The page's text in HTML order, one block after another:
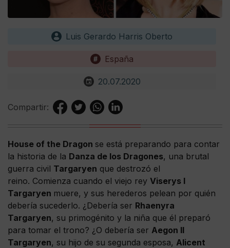
Luis Gerardo Harris Oberto
España
20.07.2020
Compartir:
House of the Dragon se está preparando para contar
la historia de la Danza de los Dragones, una brutal
guerra civil Targaryen que destrozó el
reino. Comienza cuando el viejo rey Viserys I
Targaryen muere, y sus herederos pelean por quién
debería sucederlo. ¿Debería ser Rhaenyra
Targaryen, su primogénito y la niña que él preparó
para tomar el trono? ¿O debería ser Aegon II
Targaryen, su hijo de su segunda esposa, Alicent